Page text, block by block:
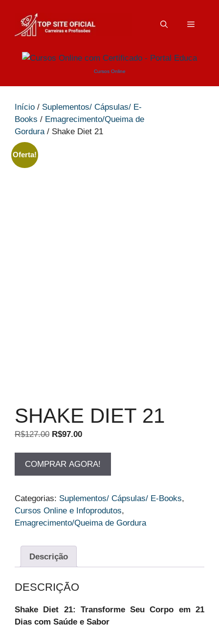
Menu
Cursos Online
Início / Suplementos/ Cápsulas/ E-
Books / Emagrecimento/Queima de
Gordura / Shake Diet 21
Oferta!
SHAKE DIET 21
R$127.00 O
R$97.00O
COMPRAR AGORA!
Categorias: Suplementos/ Cápsulas/ E-Books,
Cursos Online e Infoprodutos,
Emagrecimento/Queima de Gordura
Descrição
DESCRIÇÃO
Shake Diet 21: Transforme Seu Corpo em 21
Dias com Saúde e Sabor